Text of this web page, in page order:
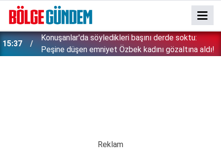
15:37
Konuşanlar'da söyledikleri başını derde soktu:
Peşine düşen emniyet Özbek kadını gözaltına aldı!